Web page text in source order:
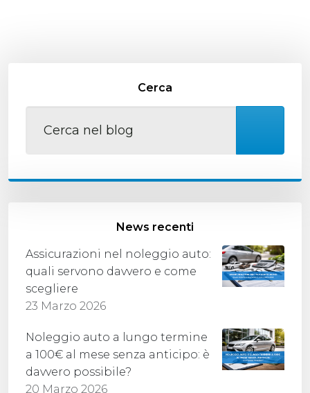
Cerca
News recenti
Assicurazioni nel noleggio auto:
quali servono davvero e come
scegliere
23 Marzo 2026
Noleggio auto a lungo termine
a 100€ al mese senza anticipo: è
davvero possibile?
20 Marzo 2026